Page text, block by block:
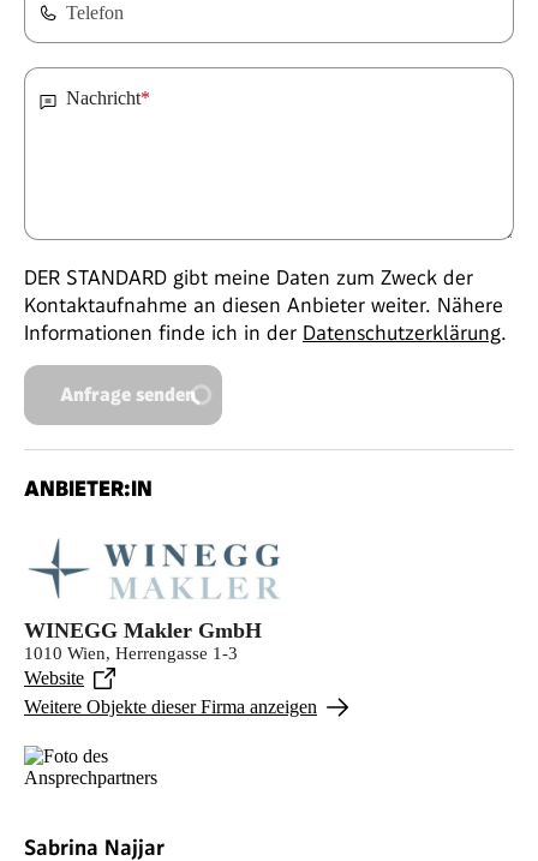
Telefon
Nachricht*
DER STANDARD gibt meine Daten zum Zweck der
Kontaktaufnahme an diesen Anbieter weiter. Nähere
Informationen finde ich in der Datenschutzerklärung.
Anfrage senden
ANBIETER:IN
WINEGG Makler GmbH
1010 Wien, Herrengasse 1-3
Website
Weitere Objekte dieser Firma anzeigen
Sabrina Najjar